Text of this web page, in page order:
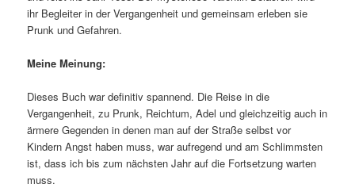
ihr Begleiter in der Vergangenheit und gemeinsam erleben sie
Prunk und Gefahren.
Meine Meinung:
Dieses Buch war definitiv spannend. Die Reise in die
Vergangenheit, zu Prunk, Reichtum, Adel und gleichzeitig auch in
ärmere Gegenden in denen man auf der Straße selbst vor
Kindern Angst haben muss, war aufregend und am Schlimmsten
ist, dass ich bis zum nächsten Jahr auf die Fortsetzung warten
muss.